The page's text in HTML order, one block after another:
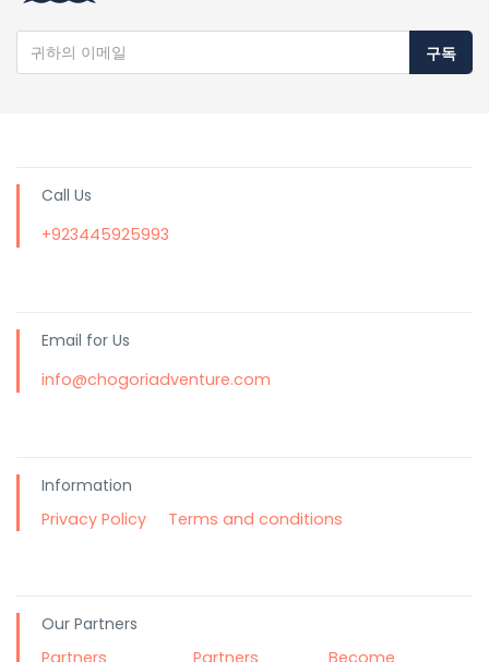
구독
Call Us
+923445925993
Email for Us
info@chogoriadventure.com
Information
Privacy Policy
Terms and conditions
Our Partners